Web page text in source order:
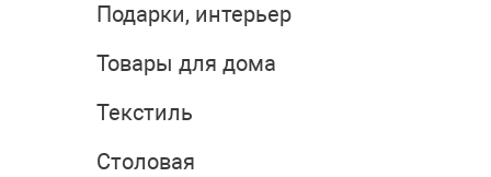
Подарки, интерьер
Товары для дома
Текстиль
Столовая